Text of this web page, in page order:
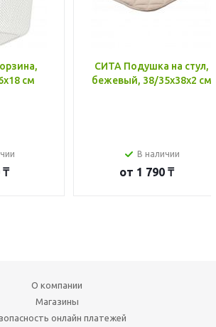
см
₸
СИТА Подушка на стул,
бежевый, 38/35x38x2 см
В наличии
от 1 790 ₸
О компании
Магазины
онлайн платежей